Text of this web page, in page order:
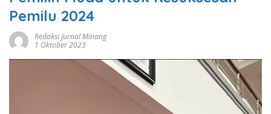
Pemilu 2024
Redaksi Jurnal Minang
1 Oktober 2023